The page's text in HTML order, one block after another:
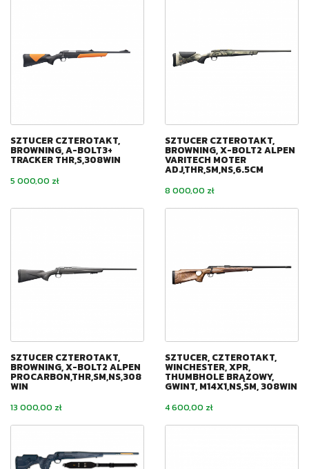
SZTUCER CZTEROTAKT,
BROWNING, A-BOLT3+
TRACKER THR,S,308WIN
Cena
5 000,00 zł
SZTUCER CZTEROTAKT,
BROWNING, X-BOLT2 ALPEN
VARITECH MOTER
ADJ,THR,SM,NS,6.5CM
Cena
8 000,00 zł
SZTUCER CZTEROTAKT,
BROWNING, X-BOLT2 ALPEN
PROCARBON,THR,SM,NS,308
WIN
Cena
13 000,00 zł
SZTUCER, CZTEROTAKT,
WINCHESTER, XPR,
THUMBHOLE BRĄZOWY,
GWINT, M14X1,NS,SM, 308WIN
Cena
4 600,00 zł